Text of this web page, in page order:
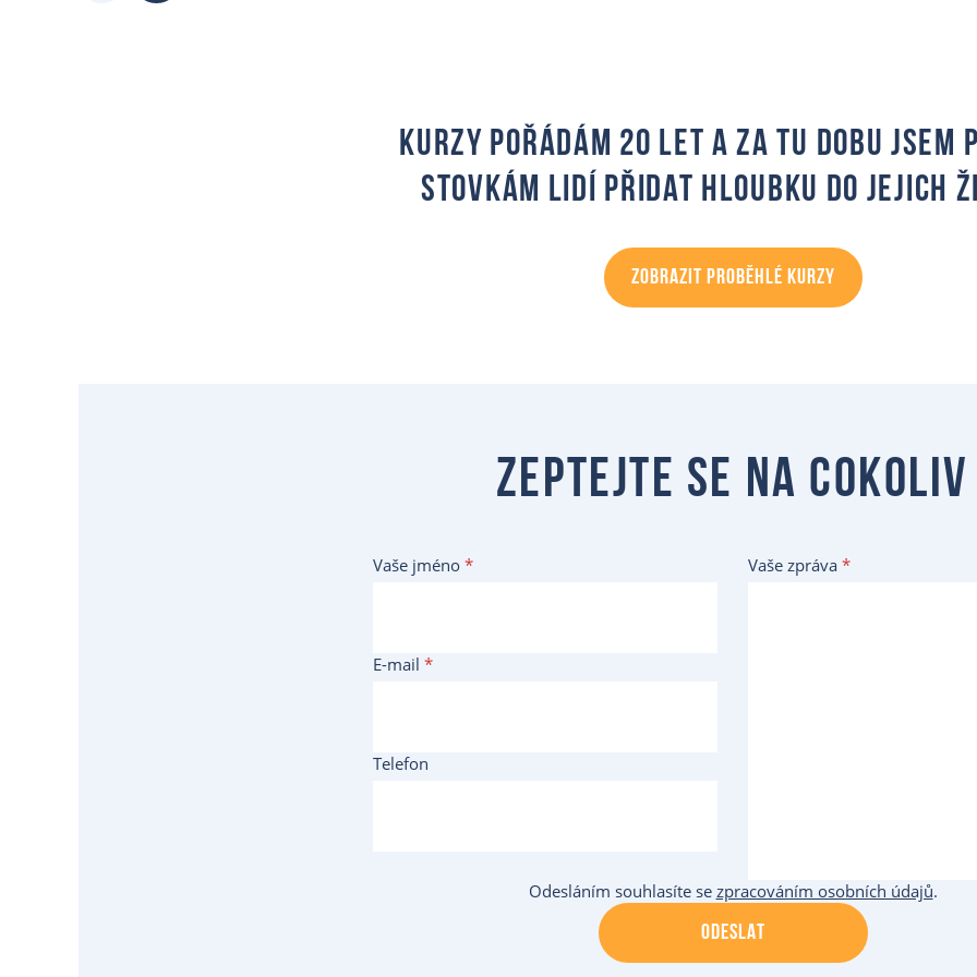
Kurzy pořádám 20 let a za tu dobu jsem
stovkám lidí přidat hloubku do jejich
ZOBRAZIT PROBĚHLÉ KURZY
Zeptejte se na cokoliv
Vaše jméno *
E-mail *
Telefon
Vaše zpráva *
Odesláním souhlasíte se zpracováním osobních údajů.
ODESLAT